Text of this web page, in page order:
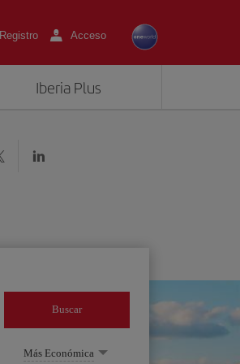
Registro Acceso
Iberia Plus
Buscar
Más Económica